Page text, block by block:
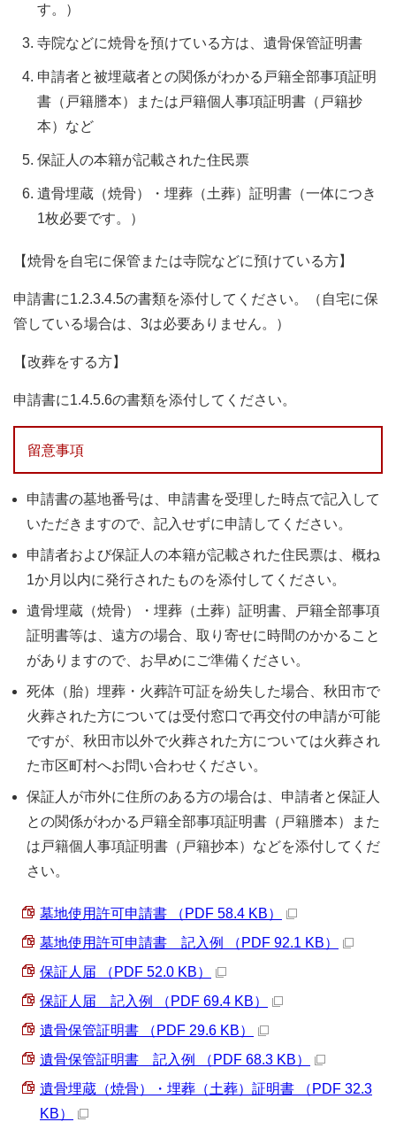
す。）
寺院などに焼骨を預けている方は、遺骨保管証明書
申請者と被埋蔵者との関係がわかる戸籍全部事項証明
書（戸籍謄本）または戸籍個人事項証明書（戸籍抄
本）など
保証人の本籍が記載された住民票
遺骨埋蔵（焼骨）・埋葬（土葬）証明書（一体につき
1枚必要です。）
【焼骨を自宅に保管または寺院などに預けている方】
申請書に1.2.3.4.5の書類を添付してください。（自宅に保
管している場合は、3は必要ありません。）
【改葬をする方】
申請書に1.4.5.6の書類を添付してください。
留意事項
申請書の墓地番号は、申請書を受理した時点で記入して
いただきますので、記入せずに申請してください。
申請者および保証人の本籍が記載された住民票は、概ね
1か月以内に発行されたものを添付してください。
遺骨埋蔵（焼骨）・埋葬（土葬）証明書、戸籍全部事項
証明書等は、遠方の場合、取り寄せに時間のかかること
がありますので、お早めにご準備ください。
死体（胎）埋葬・火葬許可証を紛失した場合、秋田市で
火葬された方については受付窓口で再交付の申請が可能
ですが、秋田市以外で火葬された方については火葬され
た市区町村へお問い合わせください。
保証人が市外に住所のある方の場合は、申請者と保証人
との関係がわかる戸籍全部事項証明書（戸籍謄本）また
は戸籍個人事項証明書（戸籍抄本）などを添付してくだ
さい。
墓地使用許可申請書 （PDF 58.4 KB）
墓地使用許可申請書 記入例 （PDF 92.1 KB）
保証人届 （PDF 52.0 KB）
保証人届 記入例 （PDF 69.4 KB）
遺骨保管証明書 （PDF 29.6 KB）
遺骨保管証明書 記入例 （PDF 68.3 KB）
遺骨埋蔵（焼骨）・埋葬（土葬）証明書 （PDF 32.3
KB）